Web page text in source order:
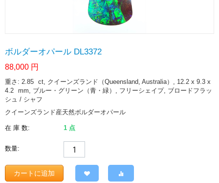
ボルダーオパール DL3372
88,000 円
重さ: 2.85 ct, クイーンズランド（Queensland, Australia）, 12.2 x 9.3 x
4.2 mm, ブルー・グリーン（青・緑）, フリーシェイプ, ブロードフラッ
シュ / シャフ
クイーンズランド産天然ボルダーオパール
在 庫 数: 1 点
数量:
カートに追加